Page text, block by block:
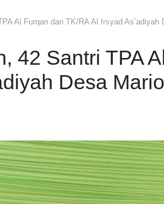
Al Furqan dan TK/RA Al Irsyad
42 Santri TPA
Desa